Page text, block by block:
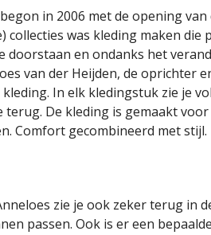
in 2006 met de opening van
collecties was kleding maken
doorstaan en ondanks het
van der Heijden, de oprichter
In elk kledingstuk zie je
terug. De kleding is gemaakt
Comfort gecombineerd met stijl.
zie je ook zeker terug in
passen. Ook is er een